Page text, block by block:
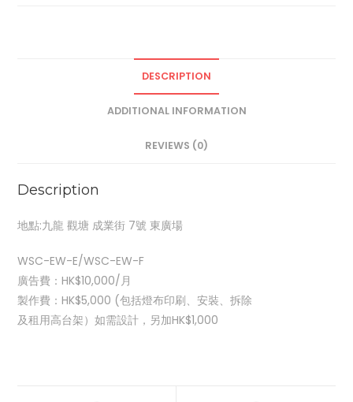
DESCRIPTION
ADDITIONAL INFORMATION
REVIEWS (0)
Description
地點:九龍 觀塘 成業街 7號 東廣場
WSC-EW-E/WSC-EW-F
廣告費：HK$10,000/月
製作費：HK$5,000 (包括燈布印刷、安裝、拆除
及租用高台架）如需設計，另加HK$1,000